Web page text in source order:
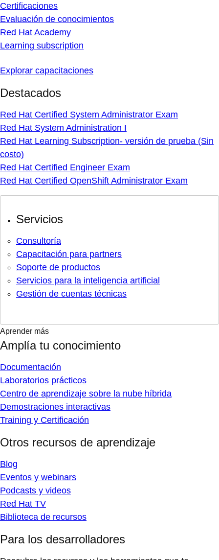
Certificaciones
Evaluación de conocimientos
Red Hat Academy
Learning subscription
Explorar capacitaciones
Destacados
Red Hat Certified System Administrator Exam
Red Hat System Administration I
Red Hat Learning Subscription- versión de prueba (Sin
costo)
Red Hat Certified Engineer Exam
Red Hat Certified OpenShift Administrator Exam
Servicios
Consultoría
Capacitación para partners
Soporte de productos
Servicios para la inteligencia artificial
Gestión de cuentas técnicas
Aprender más
Amplía tu conocimiento
Documentación
Laboratorios prácticos
Centro de aprendizaje sobre la nube híbrida
Demostraciones interactivas
Training y Certificación
Otros recursos de aprendizaje
Blog
Eventos y webinars
Podcasts y videos
Red Hat TV
Biblioteca de recursos
Para los desarrolladores